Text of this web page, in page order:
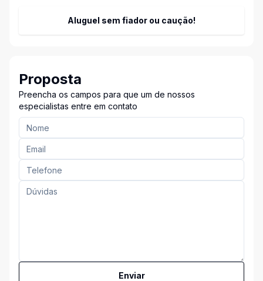
Aluguel sem fiador ou caução!
Proposta
Preencha os campos para que um de nossos
especialistas entre em contato
Enviar